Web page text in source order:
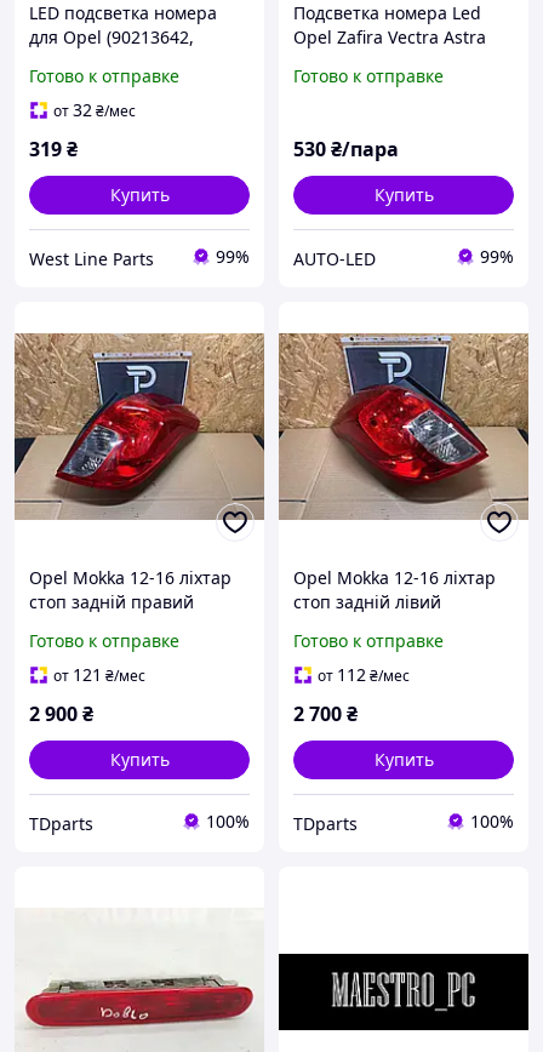
LED подсветка номера
для Opel (90213642,
Готово к отправке
от32₴/мес
319₴
Купить
West Line Parts 99%
Подсветка номера Led
Opel Zafira Vectra Astra
Готово к отправке
530₴/пара
Купить
AUTO-LED 99%
Opel Mokka 12-16 ліхтар
стоп задній правий
Готово к отправке
от 121 ₴/мес
2 900₴
Купить
TDparts 100%
Opel Mokka 12-16 ліхтар
стоп задній лівий
Готово к отправке
от 112₴/мес
2 700₴
Купить
TDparts 100%